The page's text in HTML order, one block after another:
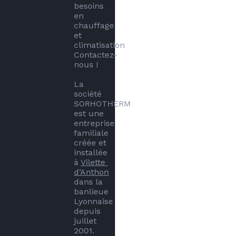
besoins
en
chauffage
et
climatisation
Contactez-
nous !
La
société
SORHOTHERM
est une
entreprise
familiale
créée et
installée
à Vilette
d’Anthon
dans la
banlieue
Lyonnaise
depuis
juillet
2001.